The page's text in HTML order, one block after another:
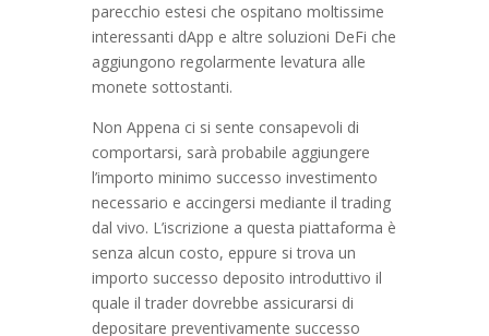
parecchio estesi che ospitano moltissime
interessanti dApp e altre soluzioni DeFi che
aggiungono regolarmente levatura alle
monete sottostanti.
Non Appena ci si sente consapevoli di
comportarsi, sarà probabile aggiungere
l’importo minimo successo investimento
necessario e accingersi mediante il trading
dal vivo. L’iscrizione a questa piattaforma è
senza alcun costo, eppure si trova un
importo successo deposito introduttivo il
quale il trader dovrebbe assicurarsi di
depositare preventivamente successo